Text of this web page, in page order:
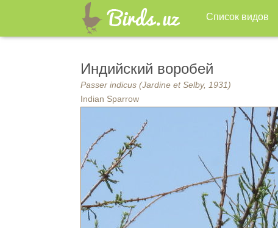
Список видов
Индийский воробей
Passer indicus (Jardine et Selby, 1931)
Indian Sparrow